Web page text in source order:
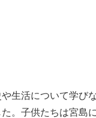
生活について学び
。子供たちは宮島